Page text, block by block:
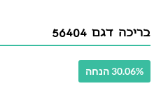
בריכה דגם 56404
30.06% הנחה